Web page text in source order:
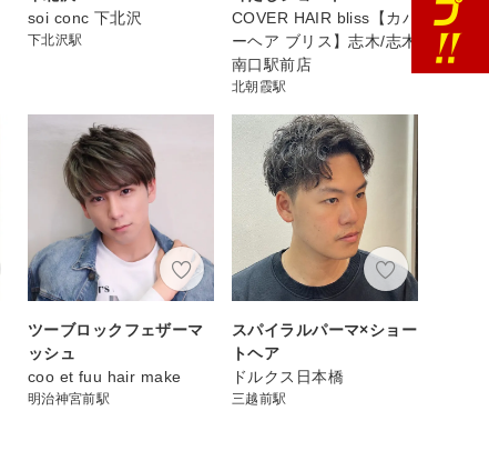
soi conc 下北沢
下北沢駅
COVER HAIR bliss【カバ
ーヘア ブリス】志木/志木
南口駅前店
北朝霞駅
ツーブロックフェザーマ
ッシュ
coo et fuu hair make
明治神宮前駅
スパイラルパーマ×ショー
トヘア
ドルクス日本橋
三越前駅